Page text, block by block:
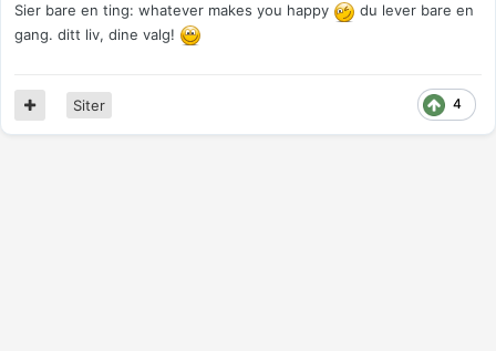
Sier bare en ting: whatever makes you happy
du lever bare en
gang. ditt liv, dine valg!
4
Siter